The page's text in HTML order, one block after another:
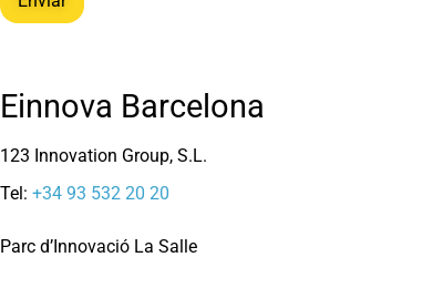
Einnova Barcelona
123 Innovation Group, S.L.
Tel: +34 93 532 20 20
Parc d’Innovació La Salle